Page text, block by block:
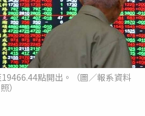
點開出。（圖／報系資料
照）